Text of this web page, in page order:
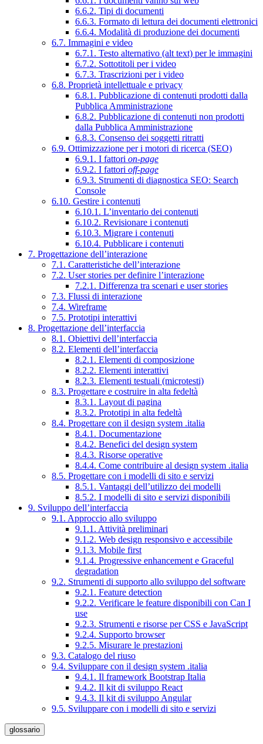
6.6.2. Tipi di documenti
6.6.3. Formato di lettura dei documenti elettronici
6.6.4. Modalità di produzione dei documenti
6.7. Immagini e video
6.7.1. Testo alternativo (alt text) per le immagini
6.7.2. Sottotitoli per i video
6.7.3. Trascrizioni per i video
6.8. Proprietà intellettuale e privacy
6.8.1. Pubblicazione di contenuti prodotti dalla
Pubblica Amministrazione
6.8.2. Pubblicazione di contenuti non prodotti
dalla Pubblica Amministrazione
6.8.3. Consenso dei soggetti ritratti
6.9. Ottimizzazione per i motori di ricerca (SEO)
6.9.1. I fattori on-page
6.9.2. I fattori off-page
6.9.3. Strumenti di diagnostica SEO: Search
Console
6.10. Gestire i contenuti
6.10.1. L’inventario dei contenuti
6.10.2. Revisionare i contenuti
6.10.3. Migrare i contenuti
6.10.4. Pubblicare i contenuti
7. Progettazione dell’interazione
7.1. Caratteristiche dell’interazione
7.2. User stories per definire l’interazione
7.2.1. Differenza tra scenari e user stories
7.3. Flussi di interazione
7.4. Wireframe
7.5. Prototipi interattivi
8. Progettazione dell’interfaccia
8.1. Obiettivi dell’interfaccia
8.2. Elementi dell’interfaccia
8.2.1. Elementi di composizione
8.2.2. Elementi interattivi
8.2.3. Elementi testuali (microtesti)
8.3. Progettare e costruire in alta fedeltà
8.3.1. Layout di pagina
8.3.2. Prototipi in alta fedeltà
8.4. Progettare con il design system .italia
8.4.1. Documentazione
8.4.2. Benefici del design system
8.4.3. Risorse operative
8.4.4. Come contribuire al design system .italia
8.5. Progettare con i modelli di sito e servizi
8.5.1. Vantaggi dell’utilizzo dei modelli
8.5.2. I modelli di sito e servizi disponibili
9. Sviluppo dell’interfaccia
9.1. Approccio allo sviluppo
9.1.1. Attività preliminari
9.1.2. Web design responsivo e accessibile
9.1.3. Mobile first
9.1.4. Progressive enhancement e Graceful
degradation
9.2. Strumenti di supporto allo sviluppo del software
9.2.1. Feature detection
9.2.2. Verificare le feature disponibili con Can I
use
9.2.3. Strumenti e risorse per CSS e JavaScript
9.2.4. Supporto browser
9.2.5. Misurare le prestazioni
9.3. Catalogo del riuso
9.4. Sviluppare con il design system .italia
9.4.1. Il framework Bootstrap Italia
9.4.2. Il kit di sviluppo React
9.4.3. Il kit di sviluppo Angular
9.5. Sviluppare con i modelli di sito e servizi
glossario